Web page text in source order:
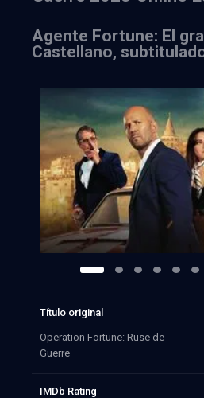
Agente Fortune: El
Castellano,
Título original
Operation Fortune: Ruse de
Guerre
IMDb Rating